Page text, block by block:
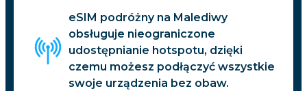
eSIM podróżny na Malediwy
obsługuje nieograniczone
udostępnianie hotspotu, dzięki
czemu możesz podłączyć wszystkie
swoje urządzenia bez obaw.